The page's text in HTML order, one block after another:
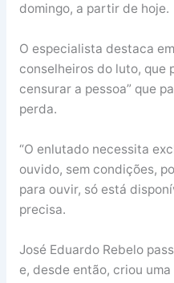
domingo, a partir de hoje.
O especialista destaca
conselheiros do luto, que
censurar a pessoa” que
perda.
“O enlutado necessita
ouvido, sem condições,
para ouvir, só está
precisa.
José Eduardo Rebelo
e, desde então, criou